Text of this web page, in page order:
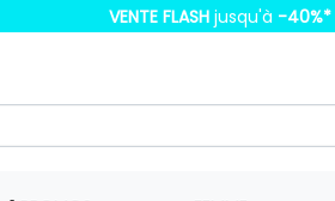
VENTE FLASH jusqu'à -40%*